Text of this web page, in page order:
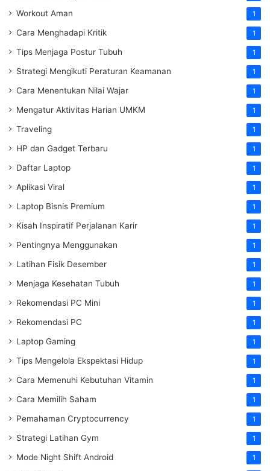
Workout Aman 1
Cara Menghadapi Kritik 1
Tips Menjaga Postur Tubuh 1
Strategi Mengikuti Peraturan Keamanan 1
Cara Menentukan Nilai Wajar 1
Mengatur Aktivitas Harian UMKM 1
Traveling 1
HP dan Gadget Terbaru 1
Daftar Laptop 1
Aplikasi Viral 1
Laptop Bisnis Premium 1
Kisah Inspiratif Perjalanan Karir 1
Pentingnya Menggunakan 1
Latihan Fisik Desember 1
Menjaga Kesehatan Tubuh 1
Rekomendasi PC Mini 1
Rekomendasi PC 1
Laptop Gaming 1
Tips Mengelola Ekspektasi Hidup 1
Cara Memenuhi Kebutuhan Vitamin 1
Cara Memilih Saham 1
Pemahaman Cryptocurrency 1
Strategi Latihan Gym 1
Mode Night Shift Android 1